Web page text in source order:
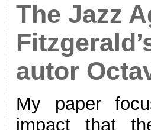
The Jazz
autor
My paper
impact that